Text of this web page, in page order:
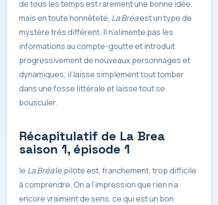
de tous les temps est rarement une bonne idée,
mais en toute honnêteté, La Bréaest un type de
mystère très différent. Il n’alimente pas les
informations au compte-goutte et introduit
progressivement de nouveaux personnages et
dynamiques; il laisse simplement tout tomber
dans une fosse littérale et laisse tout se
bousculer.
Récapitulatif de La Brea
saison 1, épisode 1
le La Bréale pilote est, franchement, trop difficile
à comprendre. On a l’impression que rien n’a
encore vraiment de sens, ce qui est un bon